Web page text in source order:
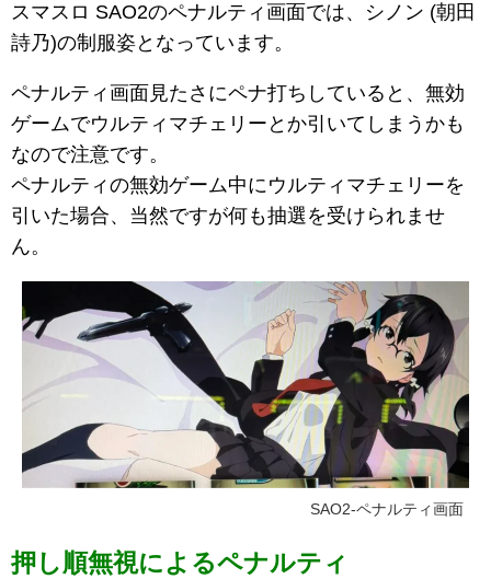
スマスロ SAO2のペナルティ画面では、シノン (朝田
詩乃)の制服姿となっています。
ペナルティ画面見たさにペナ打ちしていると、無効
ゲームでウルティマチェリーとか引いてしまうかも
なので注意です。
ペナルティの無効ゲーム中にウルティマチェリーを
引いた場合、当然ですが何も抽選を受けられませ
ん。
SAO2-ペナルティ画面
押し順無視によるペナルティ